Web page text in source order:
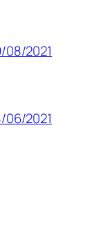
08/2021
06/2021